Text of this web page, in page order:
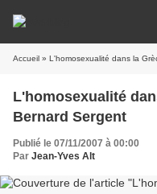
Accueil » L'homosexualité dans la
L'homosexualité
Bernard Sergent
Publié le 07/11/2007 à 00:00
Par Jean-Yves Alt